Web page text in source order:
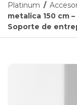
Platinum /
metalica 150 cm
Soporte de